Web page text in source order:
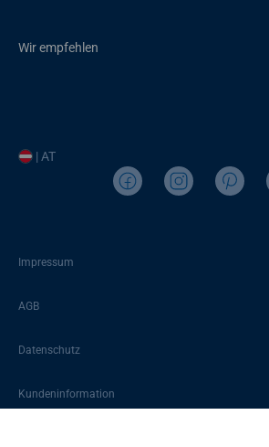
Wir empfehlen
| AT
Impressum
AGB
Datenschutz
Kundeninformation